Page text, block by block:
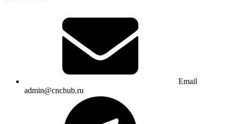
Email
admin@cnchub.ru